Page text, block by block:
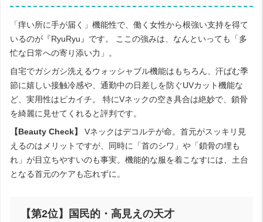
「痒い所に手が届く」機能性で、働く女性から根強い支持を得て
いるのが『RyuRyu』です。 ここの強みは、なんといっても「多
忙な日常への寄り添い力」。
自宅でガシガシ洗えるウォッシャブル機能はもちろん、汗ばむ季
節に嬉しい接触冷感や、通勤中の日差しを防ぐUVカット機能な
ど、実用性はピカイチ。 特にVネックの空き具合は絶妙で、鎖骨
を綺麗に見せてくれると評判です。
【Beauty Check】
Vネックはデコルテが命。首元がスッキリ見
えるのはメリットですが、同時に「首のシワ」や「鎖骨の埋も
れ」が目立ちやすいのも事実。機能的な服を着こなすには、土台
となる首元のケアも忘れずに。
【第2位】国民的・高見えの天才